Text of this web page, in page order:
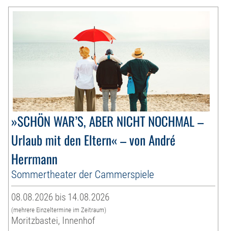
»SCHÖN WAR’S, ABER NICHT NOCHMAL –
Urlaub mit den Eltern« – von André
Herrmann
Sommertheater der Cammerspiele
08.08.2026 bis 14.08.2026
(mehrere Einzeltermine im Zeitraum)
Moritzbastei, Innenhof